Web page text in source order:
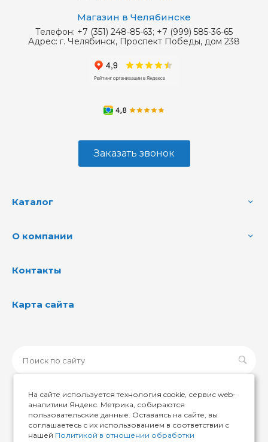
Магазин в Челябинске
Телефон: +7 (351) 248-85-63; +7 (999) 585-36-65
Адрес: г. Челябинск, Проспект Победы, дом 238
Заказать звонок
Каталог
О компании
Контакты
Карта сайта
© 2026 ИМИР174, Все права защищены
На сайте используется технология cookie, сервис web-
аналитики Яндекс. Метрика, собираются
пользовательские данные. Оставаясь на сайте, вы
соглашаетесь с их использованием в соответствии с
нашей Политикой в отношении обработки